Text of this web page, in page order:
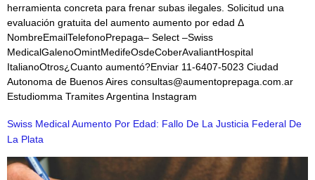
herramienta concreta para frenar subas ilegales. Solicitud una
evaluación gratuita del aumento aumento por edad Δ
NombreEmailTelefonoPrepaga– Select –Swiss
MedicalGalenoOmintMedifeOsdeCoberAvaliantHospital
ItalianoOtros¿Cuanto aumentó?Enviar 11-6407-5023 Ciudad
Autonoma de Buenos Aires consultas@aumentoprepaga.com.ar
Estudiomma Tramites Argentina Instagram
Swiss Medical Aumento Por Edad: Fallo De La Justicia Federal De
La Plata